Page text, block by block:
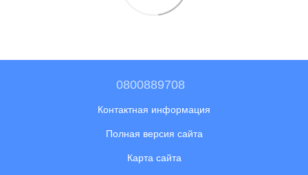
0800889708
Контактная информация
Полная версия сайта
Карта сайта